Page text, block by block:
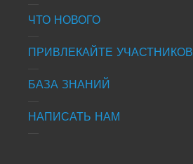
site
ЧТО НОВОГО
ПРИВЛЕКАЙТЕ УЧАСТНИКОВ
БАЗА ЗНАНИЙ
НАПИСАТЬ НАМ